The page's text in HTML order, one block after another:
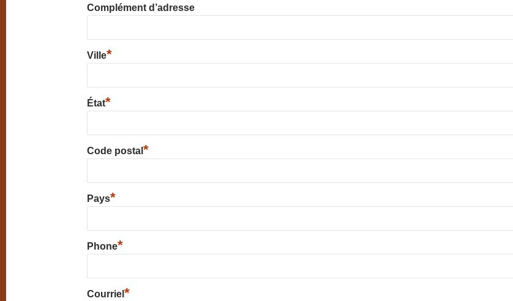
Complément d’adresse
Ville*
État*
Code postal*
Pays*
Phone*
Courriel*